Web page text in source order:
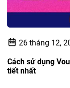
26 tháng 12,
Cách sử dụng
tiết nhất